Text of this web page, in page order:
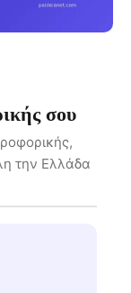
σου
την Ελλάδα